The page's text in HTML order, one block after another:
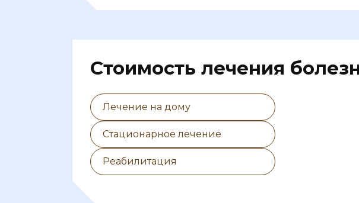
Cтоимость лечения
Лечение на дому
Стационарное лечение
Реабилитация